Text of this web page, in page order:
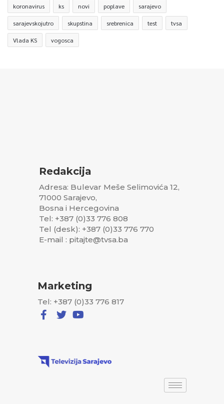
koronavirus ks novi poplave sarajevo
sarajevskojutro skupstina srebrenica test tvsa
Vlada KS vogosca
Redakcija
Adresa: Bulevar Meše Selimovića 12,
71000 Sarajevo,
Bosna i Hercegovina
Tel: +387 (0)33 776 808
Tel (desk): +387 (0)33 776 770
E-mail : pitajte@tvsa.ba
Marketing
Tel: +387 (0)33 776 817